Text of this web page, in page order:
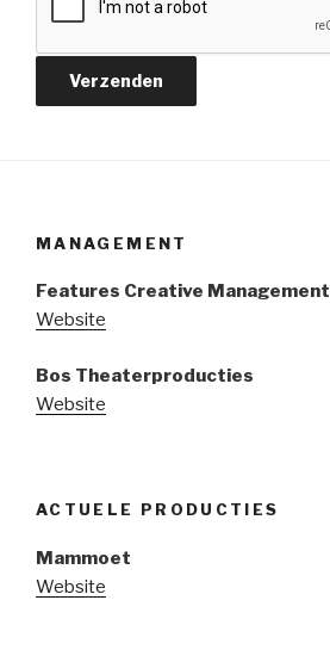
MANAGEMENT
Features Creative Management
Website
Bos Theaterproducties
Website
ACTUELE PRODUCTIES
Mammoet
Website